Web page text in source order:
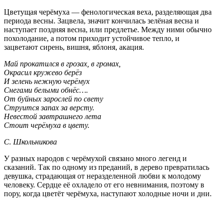
Цветущая черёмуха — фенологическая веха, разделяющая два
периода весны. Зацвела, значит кончилась зелёная весна и
наступает поздняя весна, или предлетье. Между ними обычно
похолодание, а потом приходит устойчивое тепло, и
зацветают сирень, вишня, яблоня, акация.
Май прокатился в грозах, в громах,
Окрасил кружево берёз
И зелень нежную черёмух
Снегами белыми обнёс….
От буйных зарослей по свету
Струится запах за версту.
Невестой завтрашнего лета
Стоит черёмуха в цвету.
С. Школьникова
У разных народов с черёмухой связано много легенд и
сказаний. Так по одному из преданий, в дерево превратилась
девушка, страдающая от неразделенной любви к молодому
человеку. Сердце её охладело от его невнимания, поэтому в
пору, когда цветёт черёмуха, наступают холодные ночи и дни.